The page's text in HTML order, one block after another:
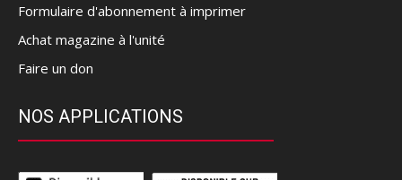
Formulaire d'abonnement à imprimer
Achat magazine à l'unité
Faire un don
NOS APPLICATIONS